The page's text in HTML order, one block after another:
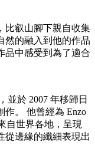
比叡山腳下親自收集
然的融入到他的作品
品中感受到為了適合
並於 2007 年移歸日
作。 他曾經為 Enzo
自世界各地，呈現
從邊緣的纖細表現出